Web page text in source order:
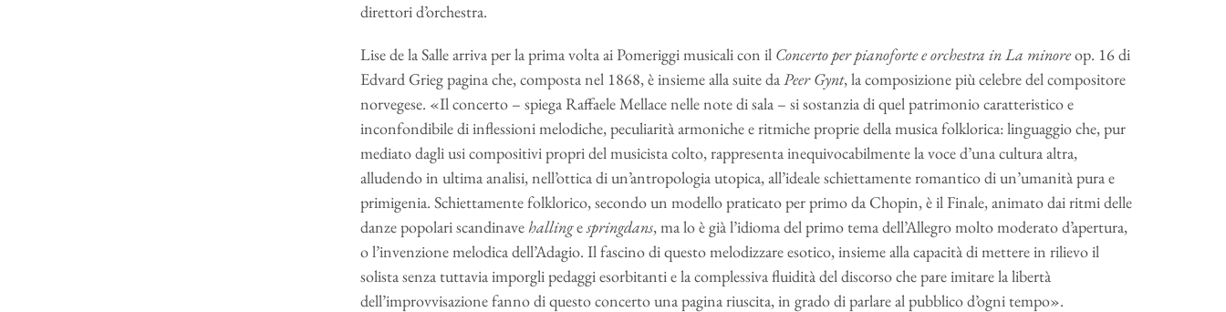
direttori d’orchestra.
Lise de la Salle arriva per la prima volta ai Pomeriggi musicali con il Concerto per pianoforte e orchestra in La minoreop. 16 di
Edvard Grieg pagina che, composta nel 1868, è insieme alla suite daPeer Gynt, la composizione più celebre del compositore
norvegese. «Il concerto – spiega Raffaele Mellace nelle note di sala – si sostanzia di quel patrimonio caratteristico e
inconfondibile di inflessioni melodiche, peculiarità armoniche e ritmiche proprie della musica folklorica: linguaggio che, pur
mediato dagli usi compositivi propri del musicista colto, rappresenta inequivocabilmente la voce d’una cultura altra,
alludendo in ultima analisi, nell’ottica di un’antropologia utopica, all’ideale schiettamente romantico di un’umanità pura e
primigenia. Schiettamente folklorico, secondo un modello praticato per primo da Chopin, è il Finale, animato dai ritmi delle
danze popolari scandinavehallingespringdans, ma lo è già l’idioma del primo tema dell’Allegro molto moderato d’apertura,
o l’invenzione melodica dell’Adagio. Il fascino di questo melodizzare esotico, insieme alla capacità di mettere in rilievo il
solista senza tuttavia imporgli pedaggi esorbitanti e la complessiva fluidità del discorso che pare imitare la libertà
dell’improvvisazione fanno di questo concerto una pagina riuscita, in grado di parlare al pubblico d’ogni tempo».